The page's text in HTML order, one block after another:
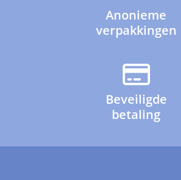
Anonieme
verpakkingen
Beveiligde
betaling